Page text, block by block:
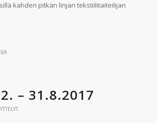
kahden pitkän linjan tekstiilitaiteilijan
– 31.8.2017